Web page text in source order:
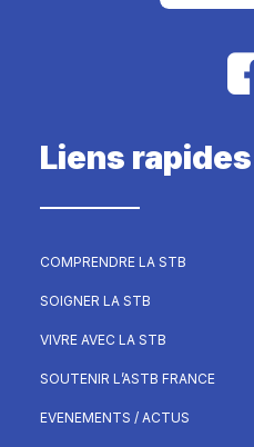
Liens rapides
COMPRENDRE LA STB
SOIGNER LA STB
VIVRE AVEC LA STB
SOUTENIR L’ASTB FRANCE
EVENEMENTS / ACTUS